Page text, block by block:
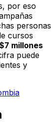
por eso
personas
cursos
millones
puede
y